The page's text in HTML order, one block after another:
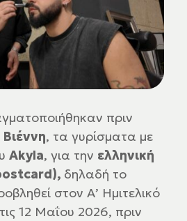
πριν
Βιέννη, τα γυρίσματα με
Akyla, για την ελληνική
δηλαδή το
στον Α’ Ημιτελικό
12 Μαΐου 2026, πριν